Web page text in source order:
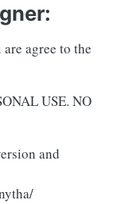
agree to the
USE. NO
and